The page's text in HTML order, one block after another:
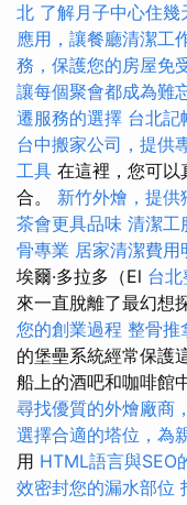
北 了解月子中心住
應用，讓餐廳清潔工
務，保護您的房屋免
讓每個聚會都成為難
遷服務的選擇 台北記
台中搬家公司，提供
工具 在這裡，您可以
合。 新竹外燴，提
茶會更具品味 清潔工
骨專業 居家清潔費
埃爾·多拉多（El 台
來一直脫離了最幻想
您的創業過程 整骨推
的堡壘系統經常保護
船上的酒吧和咖啡館
尋找優質的外燴廠商
選擇合適的塔位，為
用 HTML語言與SEO
效密封您的漏水部位